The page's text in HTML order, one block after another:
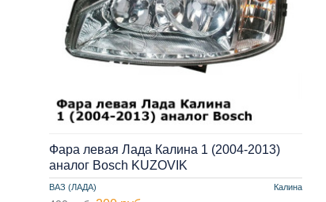
ВАЗ (ЛАДА) Калина
Фара левая Лада Калина 1 (2004-2013)
аналог Bosch KUZOVIK